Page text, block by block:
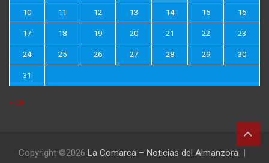
10 11 12 13 14 15 16
17 18 19 20 21 22 23
24 25 26 27 28 29 30
31
« Jul
Copyright ©2026 La Comarca – Noticias del Almanzora